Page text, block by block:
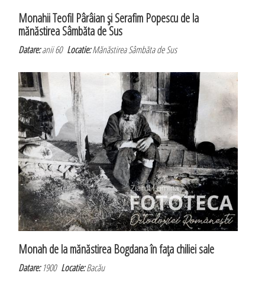
Monahii Teofil Pârâian şi Serafim Popescu de la
mănăstirea Sâmbăta de Sus
Datare:anii 60Locatie:Mănăstirea Sâmbăta de Sus
Monah de la mănăstirea Bogdana în faţa chiliei sale
Datare:1900Locatie:Bacău